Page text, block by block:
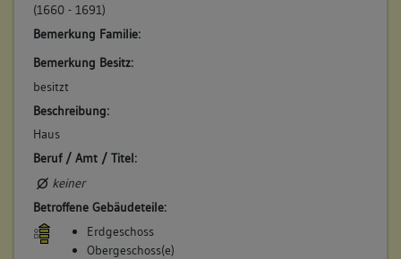
(1660 - 1691)
Bemerkung Familie:
Bemerkung Besitz:
besitzt
Beschreibung:
Haus
Beruf / Amt / Titel:
keiner
Betroffene Gebäudeteile:
Erdgeschoss
Obergeschoss(e)